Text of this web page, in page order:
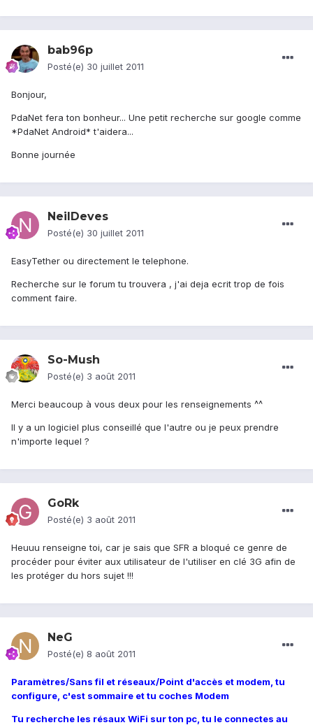
bab96p
Posté(e) 30 juillet 2011
Bonjour,
PdaNet fera ton bonheur... Une petit recherche sur google comme
*PdaNet Android* t'aidera...
Bonne journée
NeilDeves
Posté(e) 30 juillet 2011
EasyTether ou directement le telephone.
Recherche sur le forum tu trouvera , j'ai deja ecrit trop de fois
comment faire.
So-Mush
Posté(e) 3 août 2011
Merci beaucoup à vous deux pour les renseignements ^^
Il y a un logiciel plus conseillé que l'autre ou je peux prendre
n'importe lequel ?
GoRk
Posté(e) 3 août 2011
Heuuu renseigne toi, car je sais que SFR a bloqué ce genre de
procéder pour éviter aux utilisateur de l'utiliser en clé 3G afin de
les protéger du hors sujet !!!
NeG
Posté(e) 8 août 2011
Paramètres/Sans fil et réseaux/Point d'accès et modem, tu
configure, c'est sommaire et tu coches Modem
Tu recherche les résaux WiFi sur ton pc, tu le connectes au